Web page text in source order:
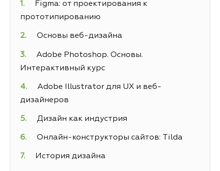
Figma: от проектирования к
прототипированию
Основы веб-дизайна
Adobe Photoshop. Основы.
Интерактивный курс
Adobe Illustrator для UX и веб-
дизайнеров
Дизайн как индустрия
Онлайн-конструкторы сайтов: Tilda
История дизайна